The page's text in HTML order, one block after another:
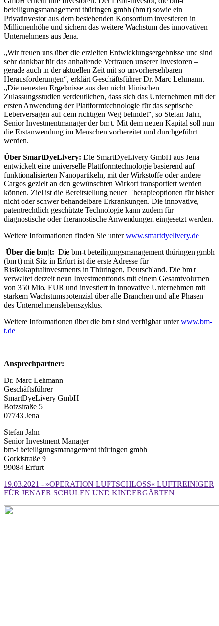
beteiligungsmanagement thüringen gmbh (bm|t) sowie ein
Privatinvestor aus dem bestehenden Konsortium investieren in
Millionenhöhe und sichern das weitere Wachstum des innovativen
Unternehmens aus Jena.
„Wir freuen uns über die erzielten Entwicklungsergebnisse und sind
sehr dankbar für das anhaltende Vertrauen unserer Investoren –
gerade auch in der aktuellen Zeit mit so unvorhersehbaren
Herausforderungen“, erklärt Geschäftsführer Dr. Marc Lehmann.
„Die neuesten Ergebnisse aus den nicht-klinischen
Zulassungsstudien verdeutlichen, dass sich das Unternehmen mit der
ersten Anwendung der Plattformtechnologie für das septische
Leberversagen auf dem richtigen Weg befindet“, so Stefan Jahn,
Senior Investmentmanager der bm|t. Mit dem neuen Kapital soll nun
die Erstanwendung im Menschen vorbereitet und durchgeführt
werden.
Über SmartDyeLivery: Die SmartDyeLivery GmbH aus Jena
entwickelt eine universelle Plattformtechnologie basierend auf
funktionalisierten Nanopartikeln, mit der Wirkstoffe oder andere
Cargos gezielt an den gewünschten Wirkort transportiert werden
können. Ziel ist die Bereitstellung neuer Therapieoptionen für bisher
nicht oder schwer behandelbare Erkrankungen. Die innovative,
patentrechtlich geschützte Technologie kann zudem für
diagnostische oder theranostische Anwendungen eingesetzt werden.
Weitere Informationen finden Sie unterwww.smartdyelivery.de
Über die bm|t: Die bm‑t beteiligungsmanagement thüringen gmbh
(bm|t) mit Sitz in Erfurt ist die erste Adresse für
Risikokapitalinvestments in Thüringen, Deutschland. Die bm|t
verwaltet derzeit neun Investmentfonds mit einem Gesamtvolumen
von 350 Mio. EUR und investiert in innovative Unternehmen mit
starkem Wachstumspotenzial über alle Branchen und alle Phasen
des Unternehmenslebenszyklus.
Weitere Informationen über die bm|t sind verfügbar unterwww.bm-
t.de
Ansprechpartner:
Dr. Marc Lehmann
Geschäftsführer
SmartDyeLivery GmbH
Botzstraße 5
07743 Jena
Stefan Jahn
Senior Investment Manager
bm-t beteiligungsmanagement thüringen gmbh
Gorkistraße 9
99084 Erfurt
19.03.2021 - »OPERATION LUFTSCHLOSS« LUFTREINIGER
FÜR JENAER SCHULEN UND KINDERGÄRTEN